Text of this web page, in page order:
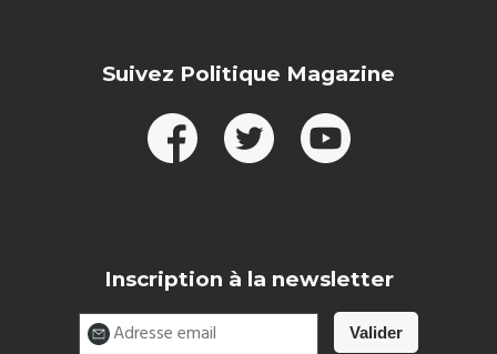
Suivez Politique Magazine
Inscription à la newsletter